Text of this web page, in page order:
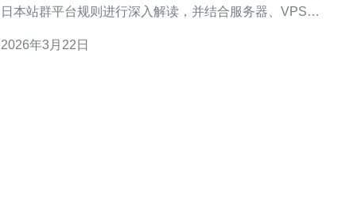
日本站群平台规则进行深入解读，并结合服务器、VPS、
地的违规风险防范实务操作建议，帮助运营团队在合规与
2026年3月22日